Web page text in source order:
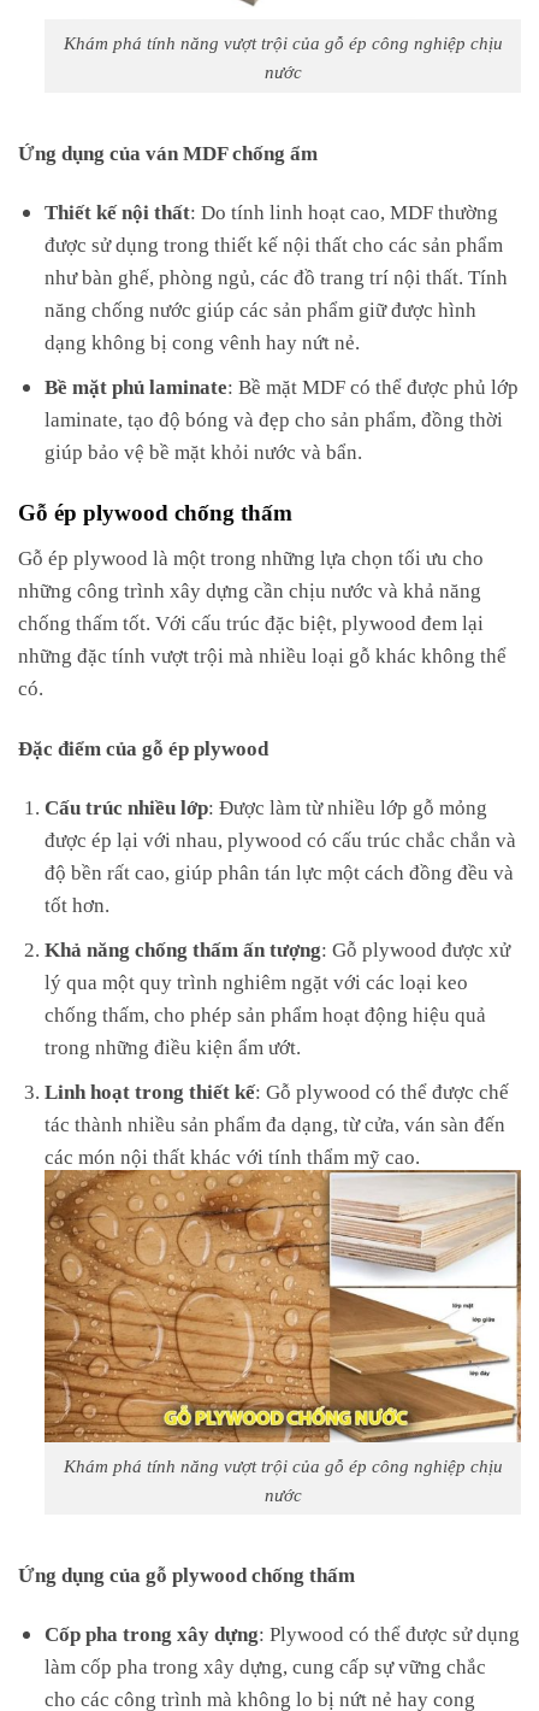
Khám phá tính năng vượt trội của gỗ ép công nghiệp chịu
nước
Ứng dụng của ván MDF chống ẩm
Thiết kế nội thất: Do tính linh hoạt cao, MDF thường
được sử dụng trong thiết kế nội thất cho các sản phẩm
như bàn ghế, phòng ngủ, các đồ trang trí nội thất. Tính
năng chống nước giúp các sản phẩm giữ được hình
dạng không bị cong vênh hay nứt nẻ.
Bề mặt phủ laminate: Bề mặt MDF có thể được phủ lớp
laminate, tạo độ bóng và đẹp cho sản phẩm, đồng thời
giúp bảo vệ bề mặt khỏi nước và bẩn.
Gỗ ép plywood chống thấm
Gỗ ép plywood là một trong những lựa chọn tối ưu cho
những công trình xây dựng cần chịu nước và khả năng
chống thấm tốt. Với cấu trúc đặc biệt, plywood đem lại
những đặc tính vượt trội mà nhiều loại gỗ khác không thể
có.
Đặc điểm của gỗ ép plywood
Cấu trúc nhiều lớp: Được làm từ nhiều lớp gỗ mỏng
được ép lại với nhau, plywood có cấu trúc chắc chắn và
độ bền rất cao, giúp phân tán lực một cách đồng đều và
tốt hơn.
Khả năng chống thấm ấn tượng: Gỗ plywood được xử
lý qua một quy trình nghiêm ngặt với các loại keo
chống thấm, cho phép sản phẩm hoạt động hiệu quả
trong những điều kiện ẩm ướt.
Linh hoạt trong thiết kế: Gỗ plywood có thể được chế
tác thành nhiều sản phẩm đa dạng, từ cửa, ván sàn đến
các món nội thất khác với tính thẩm mỹ cao.
Khám phá tính năng vượt trội của gỗ ép công nghiệp chịu
nước
Ứng dụng của gỗ plywood chống thấm
Cốp pha trong xây dựng: Plywood có thể được sử dụng
làm cốp pha trong xây dựng, cung cấp sự vững chắc
cho các công trình mà không lo bị nứt nẻ hay cong